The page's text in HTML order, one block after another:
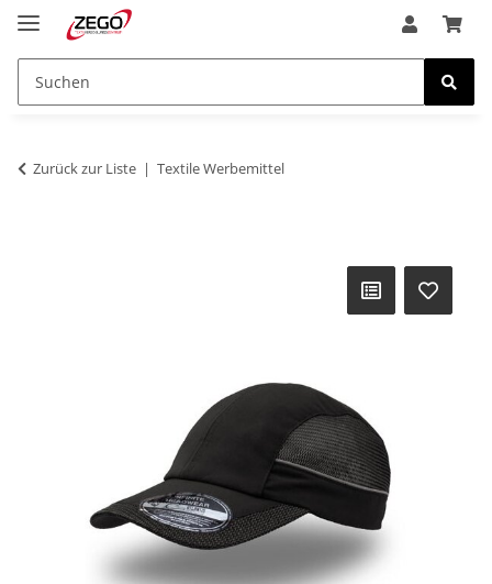
Zurück zur Liste Textile Werbemittel